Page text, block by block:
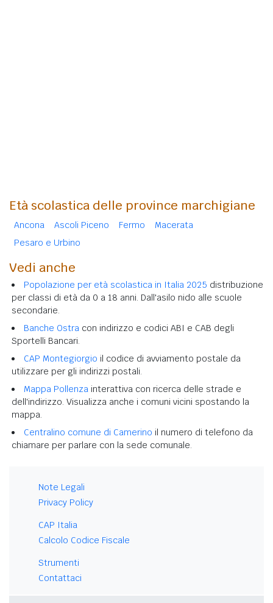
Età scolastica delle province marchigiane
Ancona Ascoli Piceno Fermo
Macerata
Pesaro e Urbino
Vedi anche
Popolazione per età scolastica in Italia 2025 distribuzione
per classi di età da 0 a 18 anni. Dall'asilo nido alle scuole
secondarie.
Banche Ostra con indirizzo e codici ABI e CAB degli
Sportelli Bancari.
CAP Montegiorgio il codice di avviamento postale da
utilizzare per gli indirizzi postali.
Mappa Pollenza interattiva con ricerca delle strade e
dell'indirizzo. Visualizza anche i comuni vicini spostando la
mappa.
Centralino comune di Camerino il numero di telefono da
chiamare per parlare con la sede comunale.
Note Legali
Privacy Policy
CAP Italia
Calcolo Codice Fiscale
Strumenti
Contattaci